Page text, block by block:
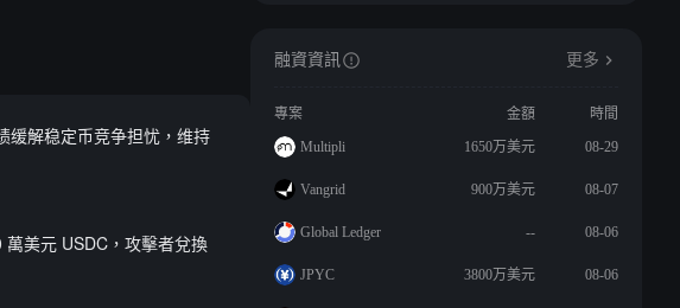
缓解稳定币竞争担忧，维持
美元 USDC，攻擊者兌換
融資資訊 更多
專案 金額
時間
Multipli
1650万美元 08-29
Vangrid 900万美元 08-07
Global Ledger -- 08-06
JPYC 3800万美元 08-06